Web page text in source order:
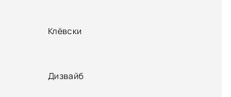
Клёвски
Дизвайб